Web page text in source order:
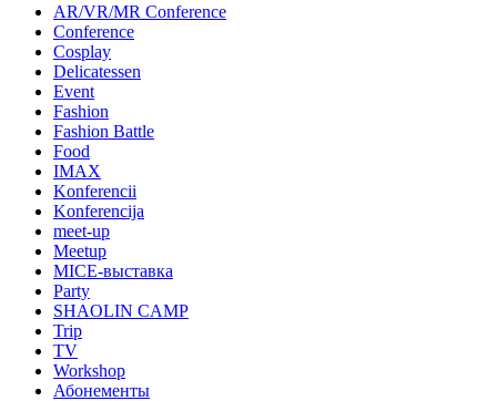
AR/VR/MR Conference
Conference
Cosplay
Delicatessen
Event
Fashion
Fashion Battle
Food
IMAX
Konferencii
Konferencija
meet-up
Meetup
MICE-выставка
Party
SHAOLIN CAMP
Trip
TV
Workshop
Абонементы